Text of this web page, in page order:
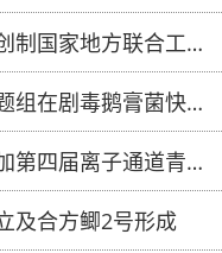
展
制国家地方联合工程实
文章
组在剧毒鹅膏菌快速分
重要进展
第四届离子通道青年学
及合方鲫2号形成